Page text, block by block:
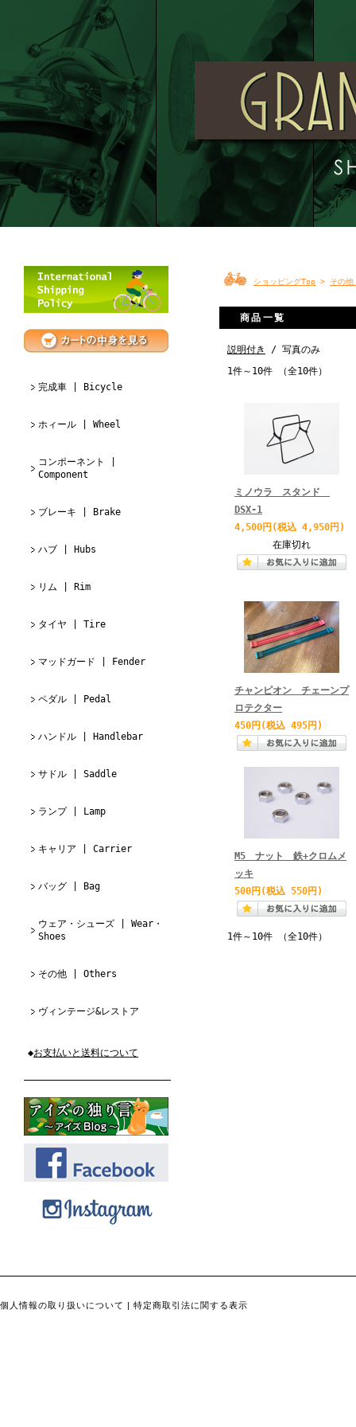
完成車 | Bicycle
ホィール | Wheel
コンポーネント |
Component
ブレーキ | Brake
ハブ | Hubs
リム | Rim
タイヤ | Tire
マッドガード | Fender
ペダル | Pedal
ハンドル | Handlebar
サドル | Saddle
ランプ | Lamp
キャリア | Carrier
バッグ | Bag
ウェア・シューズ | Wear・
Shoes
その他 | Others
ヴィンテージ&レストア
◆お支払いと送料について
ショッピングTop > その
商品一覧
説明付き
/ 写真のみ
1件～10件 （全10件）
ミノウラ スタンド
DSX-1
4,500円 (税込 4,950円)
在庫切れ
チャンピオン チェーンプ
ロテクター
450円 (税込 495円)
M5 ナット 鉄+クロムメ
ッキ
500円 (税込 550円)
1件～10件 （全10件）
個人情報の取り扱いについて | 特定商取引法に関する表示